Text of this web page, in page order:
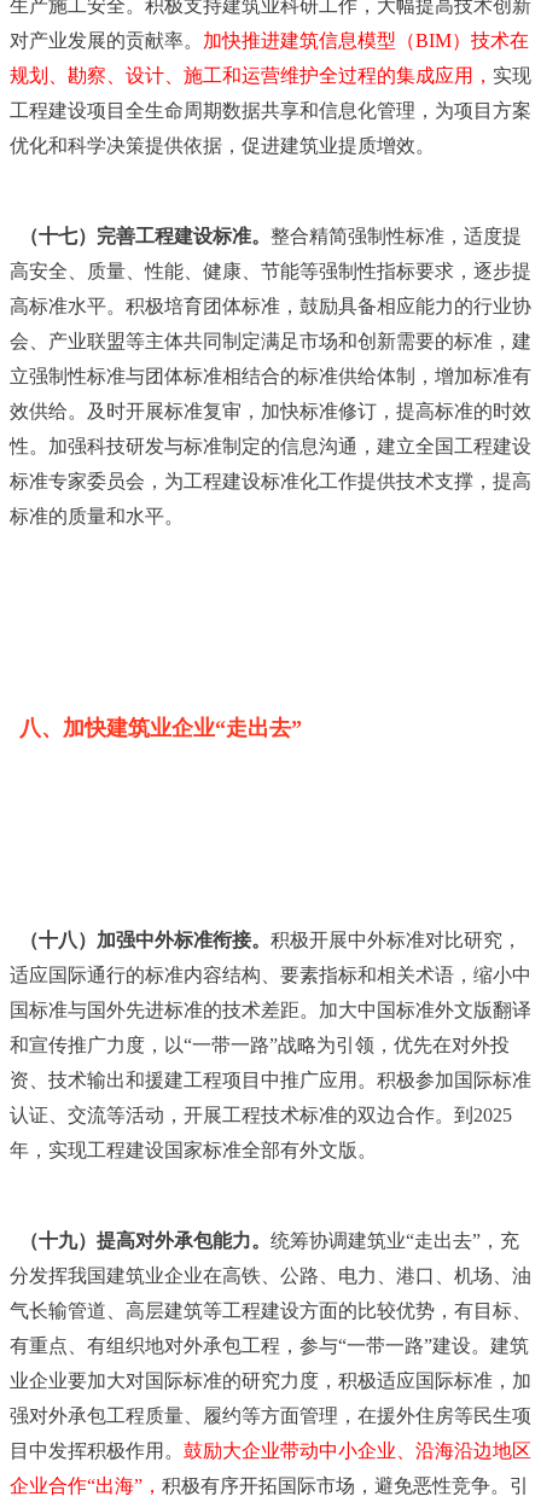
生产施工安全。积极支持建筑业科研工作，大幅提高技术创新
对产业发展的贡献率。 加快推进建筑信息模型（BIM）技术在
规划、勘察、设计、施工和运营维护全过程的集成应用， 实现
工程建设项目全生命周期数据共享和信息化管理，为项目方案
优化和科学决策提供依据，促进建筑业提质增效。
（十七）完善工程建设标准。 整合精简强制性标准，适度提
高安全、质量、性能、健康、节能等强制性指标要求，逐步提
高标准水平。积极培育团体标准，鼓励具备相应能力的行业协
会、产业联盟等主体共同制定满足市场和创新需要的标准，建
立强制性标准与团体标准相结合的标准供给体制，增加标准有
效供给。及时开展标准复审，加快标准修订，提高标准的时效
性。加强科技研发与标准制定的信息沟通，建立全国工程建设
标准专家委员会，为工程建设标准化工作提供技术支撑，提高
标准的质量和水平。
八、加快建筑业企业“走出去”
（十八）加强中外标准衔接。 积极开展中外标准对比研究，
适应国际通行的标准内容结构、要素指标和相关术语，缩小中
国标准与国外先进标准的技术差距。加大中国标准外文版翻译
和宣传推广力度，以“一带一路”战略为引领，优先在对外投
资、技术输出和援建工程项目中推广应用。积极参加国际标准
认证、交流等活动，开展工程技术标准的双边合作。到2025
年，实现工程建设国家标准全部有外文版。
（十九）提高对外承包能力。 统筹协调建筑业“走出去”，充
分发挥我国建筑业企业在高铁、公路、电力、港口、机场、油
气长输管道、高层建筑等工程建设方面的比较优势，有目标、
有重点、有组织地对外承包工程，参与“一带一路”建设。建筑
业企业要加大对国际标准的研究力度，积极适应国际标准，加
强对外承包工程质量、履约等方面管理，在援外住房等民生项
目中发挥积极作用。 鼓励大企业带动中小企业、沿海沿边地区
企业合作“出海”， 积极有序开拓国际市场，避免恶性竞争。引